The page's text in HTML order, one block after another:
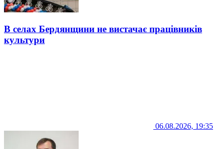
В селах Бердянщини не вистачає працівників
культури
06.08.2026, 19:35